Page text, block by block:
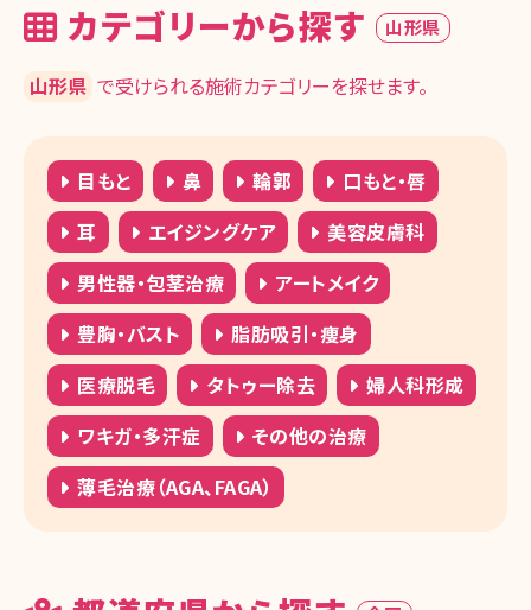
カテゴリーから探す 山形県
山形県 で受けられる施術カテゴリーを探せます。
目もと 鼻 輪郭
口もと・唇
耳
エイジングケア
美容皮膚科
男性器・包茎治療
アートメイク
豊胸・バスト
脂肪吸引・痩身
医療脱毛
タトゥー除去
婦人科形成
ワキガ・多汗症
その他の治療
薄毛治療（AGA、FAGA）